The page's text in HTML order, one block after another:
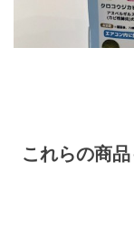
これらの商